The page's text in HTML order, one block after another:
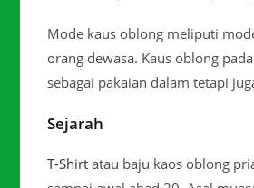
Mode kaus oblong meliputi
orang dewasa. Kaus oblong
sebagai pakaian dalam tetapi
Sejarah
T-Shirt atau baju kaos oblong